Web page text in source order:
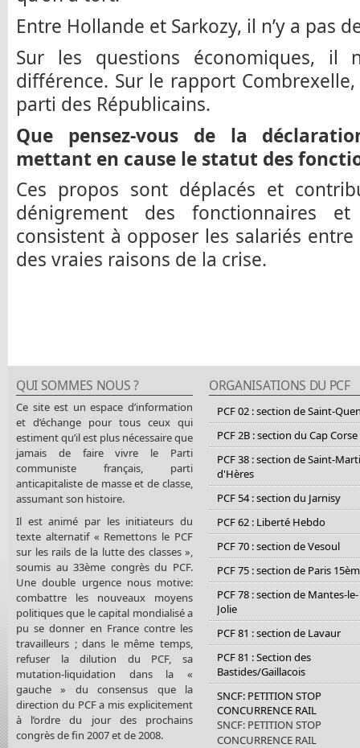
Entre Hollande et Sarkozy, il n’y a pas
Sur les questions économiques, il
différence. Sur le rapport
parti des Républicains.
Que pensez-vous de la
mettant en cause le statut des
Ces propos sont déplacés et
dénigrement des fonctionnaires
consistent à opposer les salariés
des vraies raisons de la crise.
QUI SOMMES NOUS ?
Ce site est un espace d’information
et d’échange pour tous ceux qui
estiment qu’il est plus nécessaire que
jamais de faire vivre le Parti
communiste français, parti
anticapitaliste de masse et de classe,
assumant son histoire.
Il est animé par les initiateurs du
texte alternatif « Remettons le PCF
sur les rails de la lutte des classes »,
soumis au 33ème congrès du PCF.
Une double urgence nous motive:
combattre les nouveaux moyens
politiques que le capital mondialisé a
pu se donner en France contre les
travailleurs ; dans le même temps,
refuser la dilution du PCF, sa
mutation-liquidation dans la «
gauche » du consensus que la
direction du PCF a mis explicitement
à l’ordre du jour des prochains
congrès de fin 2007 et de 2008.
ORGANISATIONS DU PCF
PCF 02 : section de Saint-
PCF 2B : section du Cap Corse
PCF 38 : section de Saint-
d'Hères
PCF 54 : section du Jarnisy
PCF 62 : Liberté Hebdo
PCF 70 : section de Vesoul
PCF 75 : section de Paris
PCF 78 : section de Mantes-le-
Jolie
PCF 81 : section de Lavaur
PCF 81 : Section des
Bastides/Gaillacois
SNCF: PETITION STOP
CONCURRENCE RAIL
SNCF: PETITION STOP
CONCURRENCE RAIL